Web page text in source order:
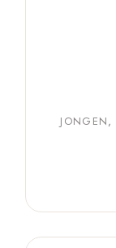
JONGEN